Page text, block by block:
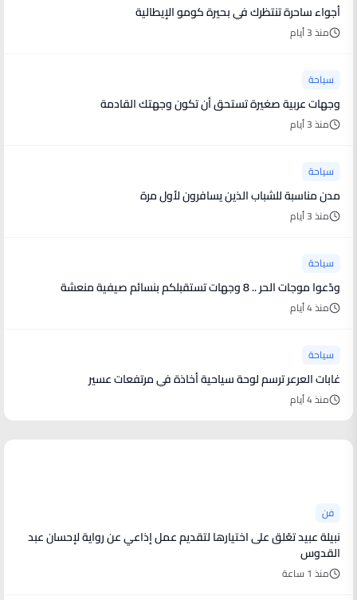
أجواء ساحرة تنتظرك في بحيرة كومو الإيطالية
منذ 3 أيام
سياحة
وجهات عربية صغيرة تستحق أن تكون وجهتك القادمة
منذ 3 أيام
سياحة
مدن مناسبة للشباب الذين يسافرون لأول مرة
منذ 3 أيام
سياحة
ودّعوا موجات الحر .. 8 وجهات تستقبلكم بنسائم صيفية منعشة
منذ 4 أيام
سياحة
غابات العرعر ترسم لوحة سياحية أخاذة في مرتفعات عسير
منذ 4 أيام
فن
نبيلة عبيد تعّلق على اختيارها لتقديم عمل إذاعي عن رواية لإحسان عبد
القدوس
منذ 1 ساعة